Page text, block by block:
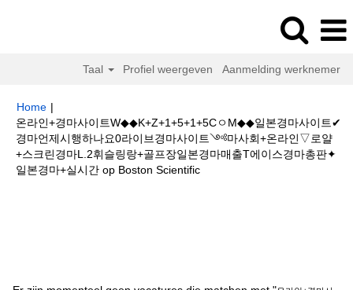
Taal Profiel weergeven Aanmelding werknemer
Home |
온라인+경마사이트W◆◆K+Z+1+5+1+5CㅇM◆◆일본경마사이트✔
경마언제시행하나요0라이브경마사이트༺마사회+온라인▽로얄
+스크린경마L.2휘슬링랑+골프장일본경마매출T에이스경마총판✦
일본경마+실시간 op Boston Scientific(huidige